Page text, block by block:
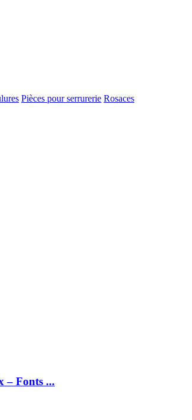
Pièces pour serrurerie Rosaces
– Fonts ...